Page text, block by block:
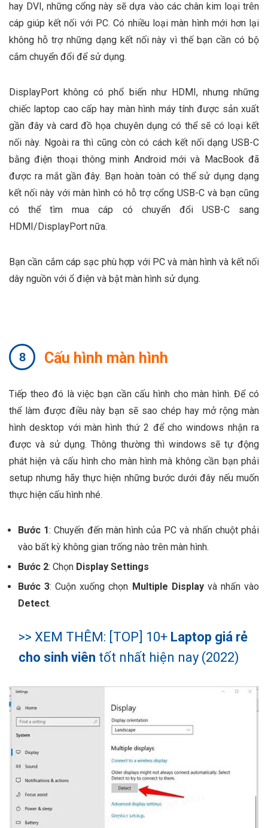
hay DVI, những cổng này sẽ dựa vào các chân kim loại trên
cáp giúp kết nối với PC. Có nhiều loại màn hình mới hơn lại
không hỗ trợ những dạng kết nối này vì thế bạn cần có bộ
cắm chuyển đổi để sử dụng.
DisplayPort không có phổ biến như HDMI, nhưng những
chiếc laptop cao cấp hay màn hình máy tính được sản xuất
gần đây và card đồ họa chuyên dụng có thể sẽ có loại kết
nối này. Ngoài ra thì cũng còn có cách kết nối dạng USB-C
bằng điện thoại thông minh Android mới và MacBook đã
được ra mắt gần đây. Bạn hoàn toàn có thể sử dụng dạng
kết nối này với màn hình có hỗ trợ cổng USB-C và bạn cũng
có thể tìm mua cáp có chuyển đổi USB-C sang
HDMI/DisplayPort nữa.
Bạn cần cắm cáp sạc phù hợp với PC và màn hình và kết nối
dây nguồn với ổ điện và bật màn hình sử dụng.
Cấu hình màn hình
Tiếp theo đó là việc bạn cần cấu hình cho màn hình. Để có
thể làm được điều này bạn sẽ sao chép hay mở rộng màn
hình desktop với màn hình thứ 2 để cho windows nhận ra
được và sử dụng. Thông thường thì windows sẽ tự động
phát hiện và cấu hình cho màn hình mà không cần bạn phải
setup nhưng hãy thực hiện những bước dưới đây nếu muốn
thực hiện cấu hình nhé.
Bước 1: Chuyến đến màn hình của PC và nhấn chuột phải
vào bất kỳ không gian trống nào trên màn hình.
Bước 2: Chọn Display Settings
Bước 3: Cuộn xuống chọn Multiple Displayvà nhấn vào
Detect.
>> XEM THÊM: [TOP] 10+ Laptop giá rẻ
cho sinh viên tốt nhất hiện nay (2022)